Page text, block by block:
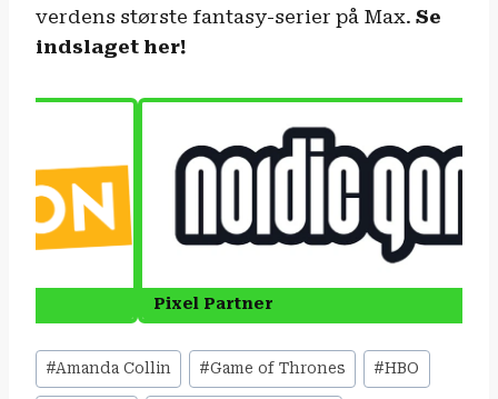
verdens største fantasy-serier på Max. Se
indslaget her!
Indlæg-
tags:
#Amanda Collin #Game of Thrones #HBO